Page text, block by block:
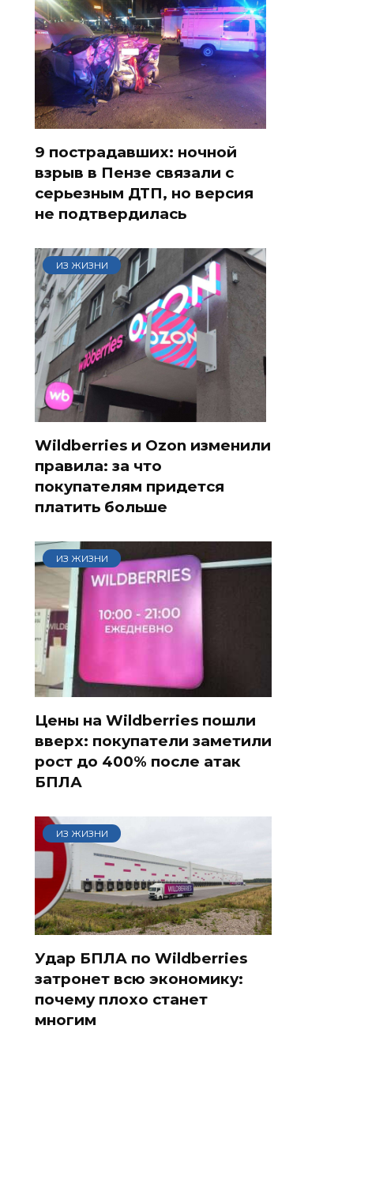
9 пострадавших: ночной
взрыв в Пензе связали с
серьезным ДТП, но версия
не подтвердилась
ИЗ ЖИЗНИ
Wildberries и Ozon изменили
правила: за что
покупателям придется
платить больше
ИЗ ЖИЗНИ
Цены на Wildberries пошли
вверх: покупатели заметили
рост до 400% после атак
БПЛА
ИЗ ЖИЗНИ
Удар БПЛА по Wildberries
затронет всю экономику:
почему плохо станет
многим